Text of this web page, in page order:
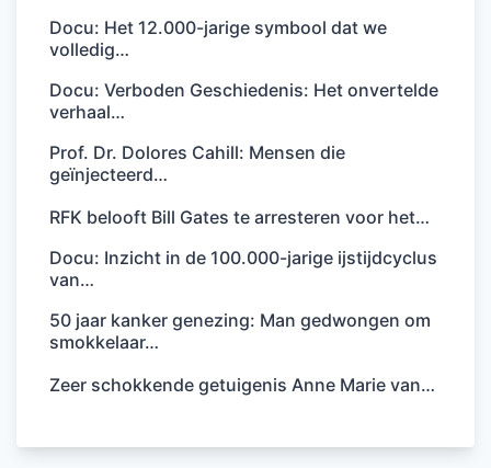
Docu: Het 12.000-jarige symbool dat we
volledig…
Docu: Verboden Geschiedenis: Het onvertelde
verhaal…
Prof. Dr. Dolores Cahill: Mensen die
geïnjecteerd…
RFK belooft Bill Gates te arresteren voor het…
Docu: Inzicht in de 100.000-jarige ijstijdcyclus
van…
50 jaar kanker genezing: Man gedwongen om
smokkelaar…
Zeer schokkende getuigenis Anne Marie van…